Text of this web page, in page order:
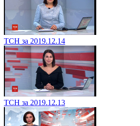
ТСН за 2019.12.14
ТСН за 2019.12.13